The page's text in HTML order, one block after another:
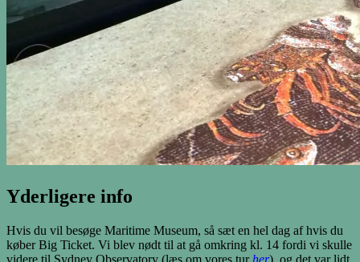
Yderligere info
Hvis du vil besøge Maritime Museum, så sæt en hel dag af hvis du
køber Big Ticket. Vi blev nødt til at gå omkring kl. 14 fordi vi skulle
videre til Sydney Observatory (læs om vores tur her), og det var lidt